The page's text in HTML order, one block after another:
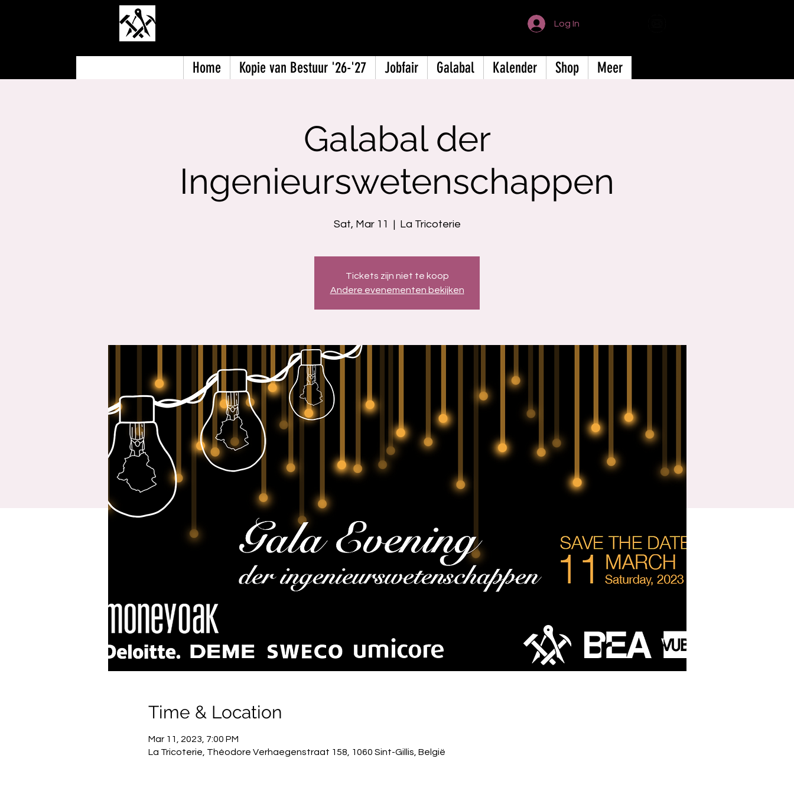
Log In
Home Kopie van Bestuur '26-'27 Jobfair Galabal Kalender Shop Meer
Galabal der
Ingenieurswetenschappen
Sat, Mar 11
  |
La Tricoterie
Tickets zijn niet te koop
Andere evenementen bekijken
Time & Location
Mar 11, 2023, 7:00 PM
La Tricoterie, Théodore Verhaegenstraat 158, 1060 Sint-Gillis, België